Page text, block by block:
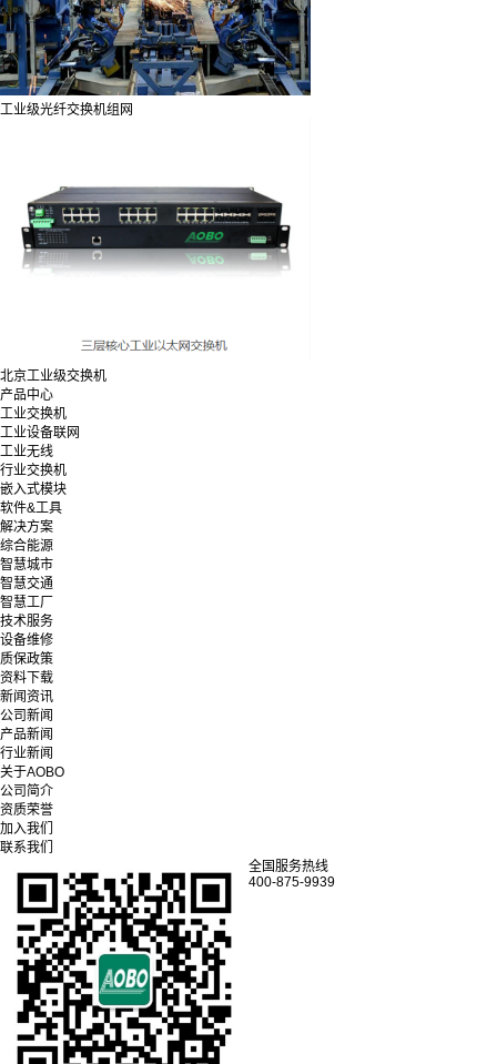
工业级光纤交换机组网
北京工业级交换机
产品中心
工业交换机
工业设备联网
工业无线
行业交换机
嵌入式模块
软件&工具
解决方案
综合能源
智慧城市
智慧交通
智慧工厂
技术服务
设备维修
质保政策
资料下载
新闻资讯
公司新闻
产品新闻
行业新闻
关于AOBO
公司简介
资质荣誉
加入我们
联系我们
全国服务热线
400-875-9939